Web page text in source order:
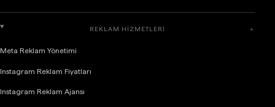
REKLAM HIZMETLERI ＋
Meta Reklam Yönetimi
Instagram Reklam Fiyatları
Instagram Reklam Ajansı